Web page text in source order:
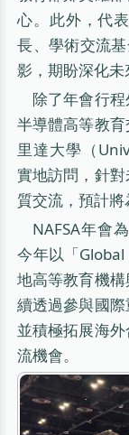
心。此外，代
長、學術交流
影，期盼深化未
除了年會行
半導體高等教
里達大學（
實地訪問，針
質交流，預計將
NAFSA年會
今年以「
地高等教育機
續透過參與國
並積極拓展海
流機會。